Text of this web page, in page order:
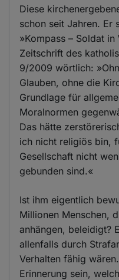
Diese
schon seit Jahren. Er
»Kompass – Soldat
Zeitschrift des
9/2009 wörtlich:
Glauben, ohne die
Grundlage für
Moralnormen
Das hätte
ich nicht religiös bin,
Gesellschaft nicht
gebunden sind.«
Ist ihm eigentlich
Millionen Menschen,
anhängen, beleidigt?
allenfalls durch
Verhalten fähig
Erinnerung sein,